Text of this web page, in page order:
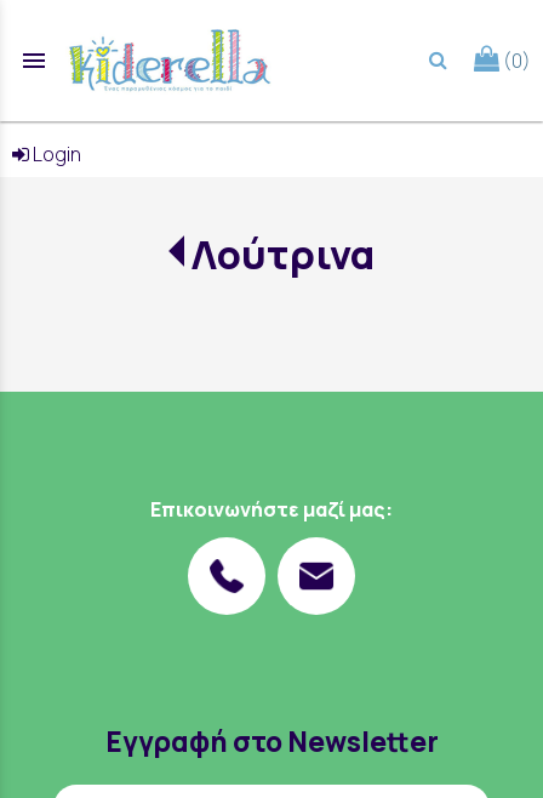
menu (0)
Login
Λούτρινα
Επικοινωνήστε μαζί μας:
Εγγραφή στο Newsletter